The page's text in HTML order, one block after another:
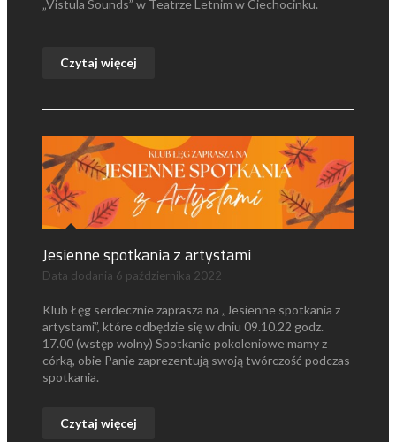
„Vistula Sounds” w Teatrze Letnim w Ciechocinku.
Czytaj więcej
Jesienne spotkania z artystami
Data dodania 6 października 2022
Klub Łęg serdecznie zaprasza na „Jesienne spotkania z
artystami”, które odbędzie się w dniu 09.10.22 godz.
17.00 (wstęp wolny) Spotkanie pokoleniowe mamy z
córką, obie Panie zaprezentują swoją twórczość podczas
spotkania.
Czytaj więcej